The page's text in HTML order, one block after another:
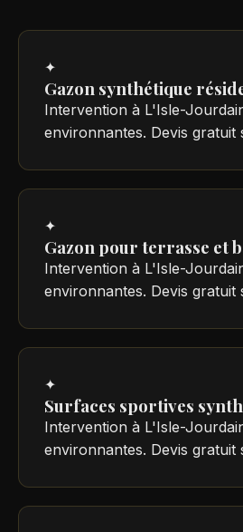
✦
Gazon synthétique
Intervention à L'Isle-
environnantes. Devis gratuit
✦
Gazon pour terrasse et
Intervention à L'Isle-
environnantes. Devis gratuit
✦
Surfaces sportives
Intervention à L'Isle-
environnantes. Devis gratuit